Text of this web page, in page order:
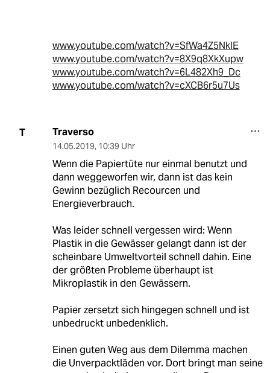
www.youtube.com/watch?v=SfWa4Z5NkIE
www.youtube.com/watch?v=8X9q8XkXupw
www.youtube.com/watch?v=6L482Xh9_Dc
www.youtube.com/watch?v=cXCB6r5u7Us
T Traverso
14.05.2019, 10:39 Uhr
Wenn die Papiertüte nur einmal benutzt und
dann weggeworfen wir, dann ist das kein
Gewinn bezüglich Recourcen und
Energieverbrauch.
Was leider schnell vergessen wird: Wenn
Plastik in die Gewässer gelangt dann ist der
scheinbare Umweltvorteil schnell dahin. Eine
der größten Probleme überhaupt ist
Mikroplastik in den Gewässern.
Papier zersetzt sich hingegen schnell und ist
unbedruckt unbedenklich.
Einen guten Weg aus dem Dilemma machen
die Unverpacktläden vor. Dort bringt man seine